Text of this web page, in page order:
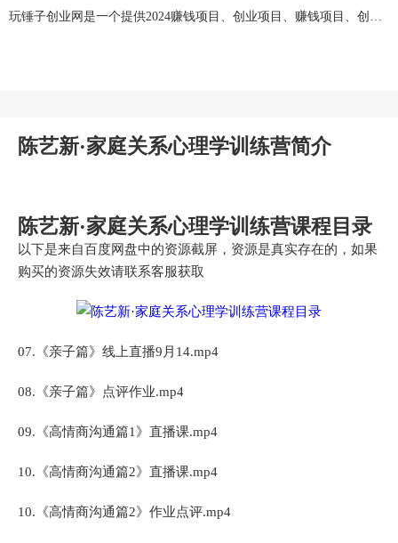
玩锤子创业网是一个提供2024赚钱项目、创业项目、赚钱项目、创业赚钱教程、引流教程的创业网,欢迎来玩锤子创业网！
陈艺新·家庭关系心理学训练营简介
陈艺新·家庭关系心理学训练营课程目录
以下是来自百度网盘中的资源截屏，资源是真实存在的，如果
购买的资源失效请联系客服获取
07.《亲子篇》线上直播9月14.mp4
08.《亲子篇》点评作业.mp4
09.《高情商沟通篇1》直播课.mp4
10.《高情商沟通篇2》直播课.mp4
10.《高情商沟通篇2》作业点评.mp4